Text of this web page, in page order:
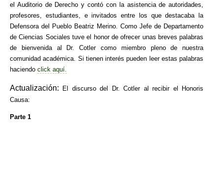
el Auditorio de Derecho y contó con la asistencia de autoridades,
profesores, estudiantes, e invitados entre los que destacaba la
Defensora del Pueblo Beatriz Merino. Como Jefe de Departamento
de Ciencias Sociales tuve el honor de ofrecer unas breves palabras
de bienvenida al Dr. Cotler como miembro pleno de nuestra
comunidad académica. Si tienen interés pueden leer estas palabras
haciendo click aquí.
Actualización: El discurso del Dr. Cotler al recibir el Honoris
Causa:
Parte 1